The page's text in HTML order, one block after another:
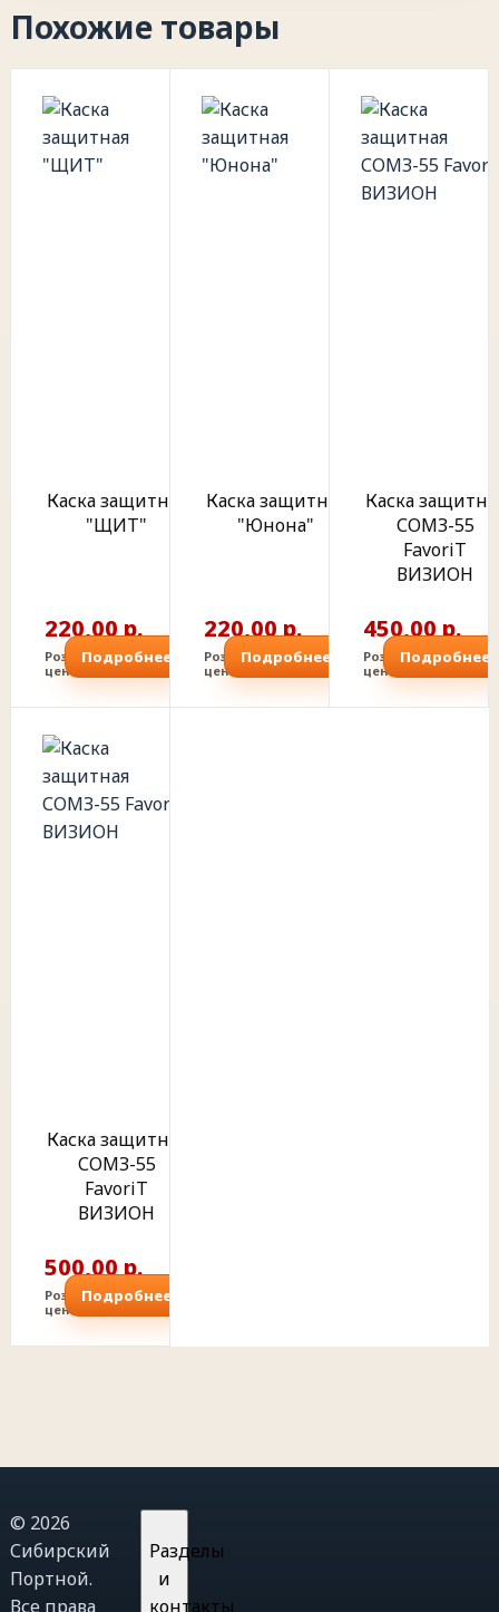
Похожие товары
Каска защитная
"ЩИТ"
220,00 р.
Розничная
цена
Подробнее
Каска защитная
"Юнона"
220,00 р.
Розничная
цена
Подробнее
Каска
СОМЗ-55
FavoriT
ВИЗИОН
450,00 р.
Розничная
цена
Подробнее
Каска защитная
СОМЗ-55
FavoriT
ВИЗИОН
500,00 р.
Розничная
цена
Подробнее
© 2026
Сибирский
Портной.
Все права
Разделы
и
контакты